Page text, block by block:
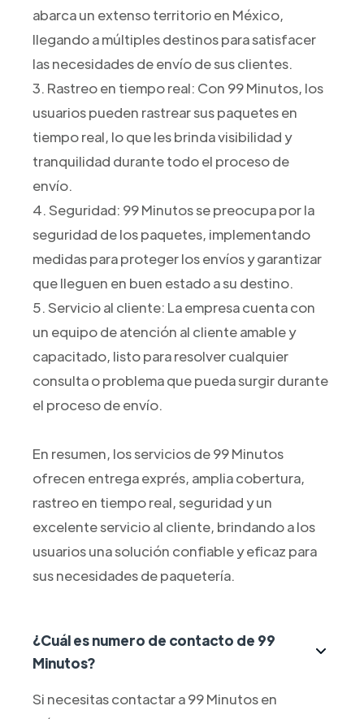
abarca un extenso territorio en México,
llegando a múltiples destinos para satisfacer
las necesidades de envío de sus clientes.
3. Rastreo en tiempo real: Con 99 Minutos, los
usuarios pueden rastrear sus paquetes en
tiempo real, lo que les brinda visibilidad y
tranquilidad durante todo el proceso de
envío.
4. Seguridad: 99 Minutos se preocupa por la
seguridad de los paquetes, implementando
medidas para proteger los envíos y garantizar
que lleguen en buen estado a su destino.
5. Servicio al cliente: La empresa cuenta con
un equipo de atención al cliente amable y
capacitado, listo para resolver cualquier
consulta o problema que pueda surgir durante
el proceso de envío.
En resumen, los servicios de 99 Minutos
ofrecen entrega exprés, amplia cobertura,
rastreo en tiempo real, seguridad y un
excelente servicio al cliente, brindando a los
usuarios una solución confiable y eficaz para
sus necesidades de paquetería.
¿Cuál es numero de contacto de 99
Minutos?
Si necesitas contactar a 99 Minutos en